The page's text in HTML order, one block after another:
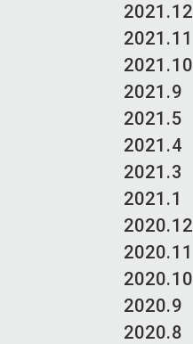
2021.12
2021.11
2021.10
2021.9
2021.5
2021.4
2021.3
2021.1
2020.12
2020.11
2020.10
2020.9
2020.8